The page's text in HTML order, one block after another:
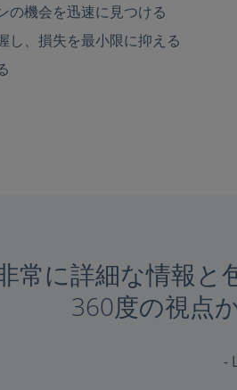
の機会を迅速に見つける
し、損失を最小限に抑える
非常に詳細な情報
360度の視点
-